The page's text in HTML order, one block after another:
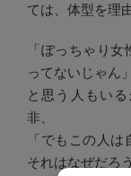
ては、体型を理
「ぽっちゃり
ってないじゃん」
と思う人もい
非、
「でもこの人
それはなぜだろ